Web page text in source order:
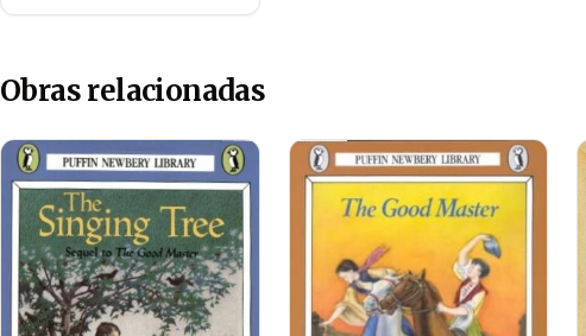
Obras relacionadas